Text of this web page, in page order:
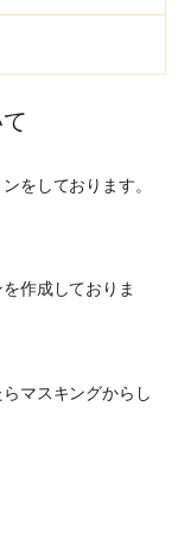
をしております。
作成しておりま
マスキングからし